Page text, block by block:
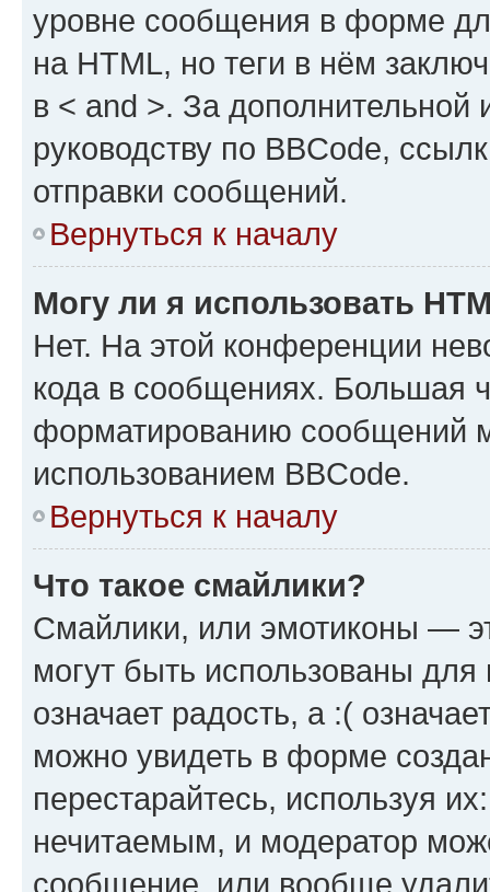
уровне сообщения в форме
на HTML, но теги в нём
в < and >. За
руководству по BBCode,
отправки сообщений.
Вернуться к началу
Могу ли я использовать
Нет. На этой конференции
кода в сообщениях. Большая
форматированию сообщений
использованием BBCode.
Вернуться к началу
Что такое смайлики?
Смайлики, или эмотиконы —
могут быть использованы
означает радость, а :(
можно увидеть в форме
перестарайтесь, используя
нечитаемым, и модератор
сообщение, или вообще